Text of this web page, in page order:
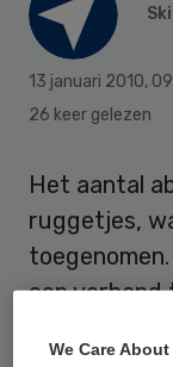
13 januari 2010,
26 keer gelezen
Het aantal
ruggetjes,
een verband
We Care